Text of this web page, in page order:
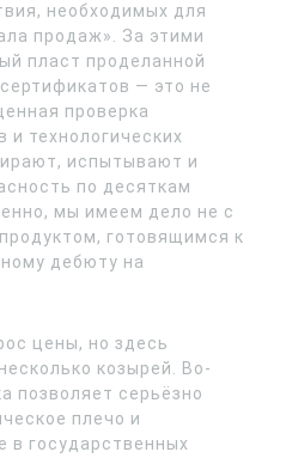
необходимых для
продаж». За этими
пласт проделанной
— это не
проверка
и технологических
испытывают и
по десяткам
мы имеем дело не с
готовящимся к
дебюту на
цены, но здесь
козырей. Во-
позволяет серьёзно
плечо и
в государственных